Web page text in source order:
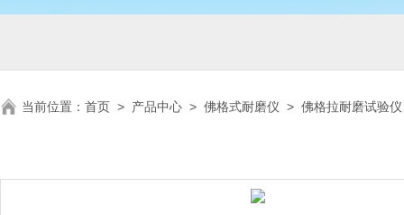
当前位置： 首页 > 产品中心 > 佛格式耐磨仪 > 佛格拉耐磨试验仪